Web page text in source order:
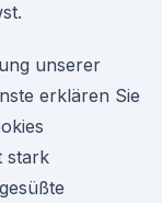
unserer
erklären Sie
stark